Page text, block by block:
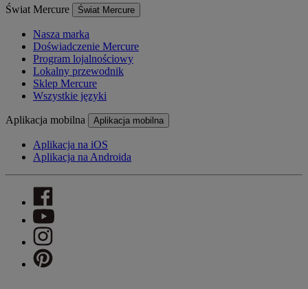
Świat Mercure Świat Mercure
Nasza marka
Doświadczenie Mercure
Program lojalnościowy
Lokalny przewodnik
Sklep Mercure
Wszystkie języki
Aplikacja mobilna Aplikacja mobilna
Aplikacja na iOS
Aplikacja na Androida